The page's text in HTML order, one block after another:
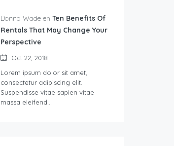
Donna Wade en Ten Benefits Of
Rentals That May Change Your
Perspective
Oct 22, 2018
Lorem ipsum dolor sit amet,
consectetur adipiscing elit.
Suspendisse vitae sapien vitae
massa eleifend…